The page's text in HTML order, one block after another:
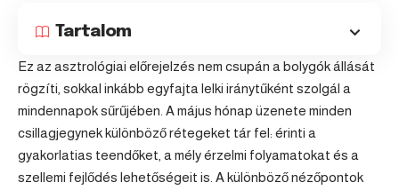
Tartalom
Ez az asztrológiai előrejelzés nem csupán a bolygók állását
rögzíti, sokkal inkább egyfajta lelki iránytűként szolgál a
mindennapok sűrűjében. A május hónap üzenete minden
csillagjegynek különböző rétegeket tár fel: érinti a
gyakorlatias teendőket, a mély érzelmi folyamatokat és a
szellemi fejlődés lehetőségeit is. A különböző nézőpontok